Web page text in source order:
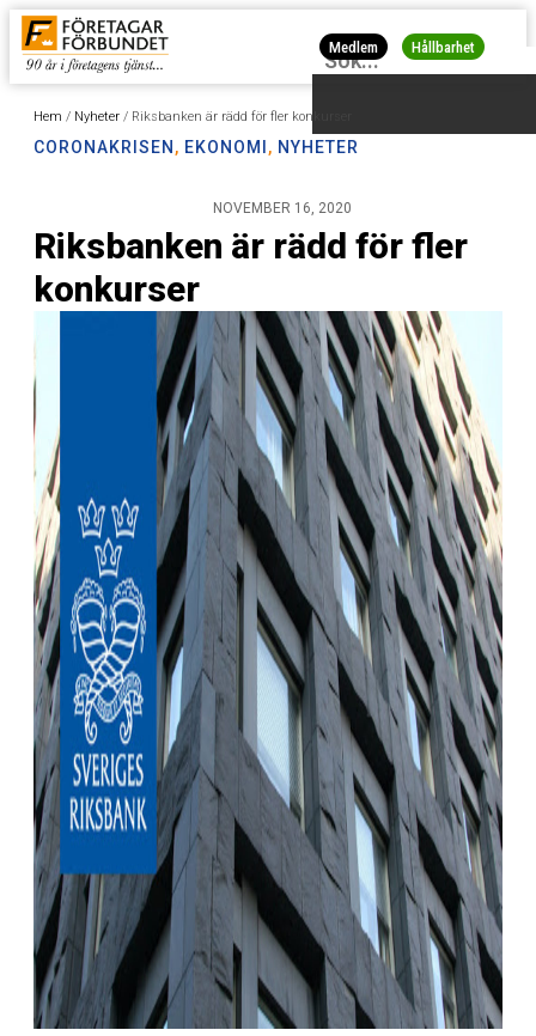
Medlem Hållbarhet
Hem / Nyheter / Riksbanken är rädd för fler konkurser
CORONAKRISEN , EKONOMI , NYHETER
NOVEMBER 16, 2020
Riksbanken är rädd för fler
konkurser